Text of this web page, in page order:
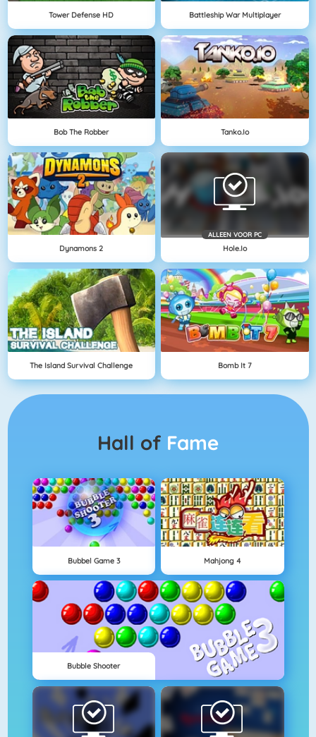
Tower Defense HD Battleship War Multiplayer
Bob The Robber Tanko.io
Dynamons 2
ALLEEN VOOR PC
Hole.io
The Island Survival Challenge Bomb It 7
Hall of Fame
Bubbel Game 3 Mahjong 4
Bubble Shooter